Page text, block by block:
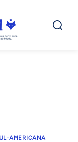
AMERICANA